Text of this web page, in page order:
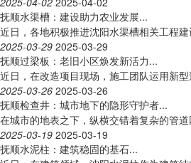
抚顺水渠槽：建设助力农业发展​...
近日，各地积极推进沈阳水渠槽相关工程
2025-03-29 2025-03-29
抚顺过梁板：老旧小区焕发新活力​...
近日，在改造项目现场，施工团队运用新
2025-03-26 2025-03-26
抚顺检查井：城市地下的隐形守护者​...
在城市的地表之下，纵横交错着复杂的管
2025-03-19 2025-03-19
抚顺水泥柱：建筑稳固的基石​...